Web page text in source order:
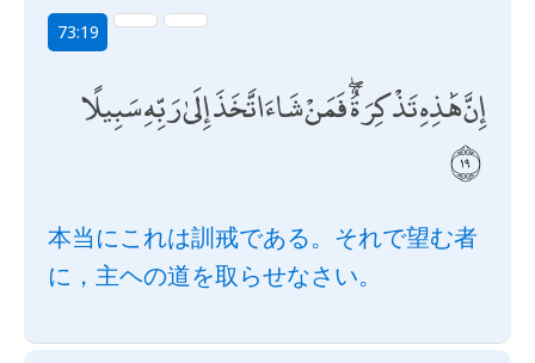
73:19
إِنَّ هَٰذِهِ تَذْكِرَةٌ ۖ فَمَنْ شَاءَ اتَّخَذَ إِلَىٰ رَبِّهِ سَبِيلًا
本当にこれは訓戒である。それで望む者
に，主ヘの道を取らせなさい。